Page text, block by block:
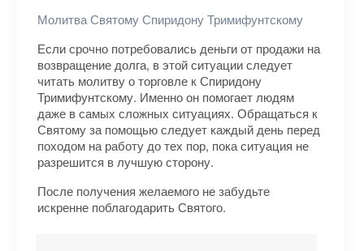
Молитва Святому Спиридону Тримифунтскому
Если срочно потребовались деньги от продажи на
возвращение долга, в этой ситуации следует
читать молитву о торговле к Спиридону
Тримифунтскому. Именно он помогает людям
даже в самых сложных ситуациях. Обращаться к
Святому за помощью следует каждый день перед
походом на работу до тех пор, пока ситуация не
разрешится в лучшую сторону.
После получения желаемого не забудьте
искренне поблагодарить Святого.